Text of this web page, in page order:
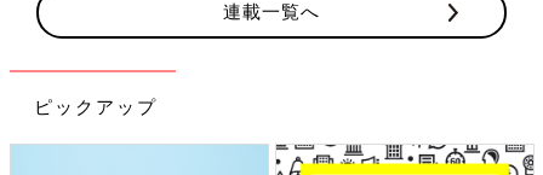
連載一覧へ
ピックアップ